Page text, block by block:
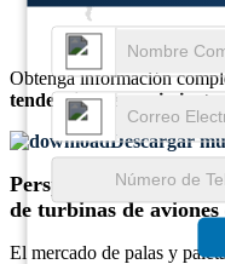
Obtenga información
tendencias de crecimiento
Descargar
Perspectivas
de turbinas de aviones
El mercado de palas y